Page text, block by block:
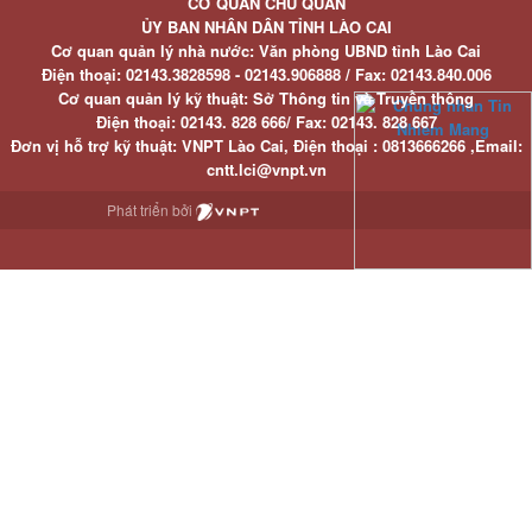
ỦY BAN NHÂN DÂN TỈNH LÀO CAI
Cơ quan quản lý nhà nước: Văn phòng UBND tỉnh Lào Cai
Điện thoại:02143.3828598 - 02143.906888 / Fax:02143.840.006
Cơ quan quản lý kỹ thuật: Sở Thông tin và Truyền thông
Điện thoại:02143. 828 666/ Fax:02143. 828 667
Đơn vị hỗ trợ kỹ thuật: VNPT Lào Cai, Điện thoại : 0813666266 ,Email:
cntt.lci@vnpt.vn
Phát triển bởi